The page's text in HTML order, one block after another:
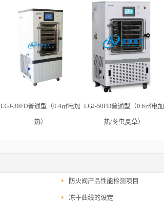
LGJ-30FD普通型（0.4㎡电加
热）
LGJ-50FD普通型（0.6㎡电加
热/冬虫夏草）
防火阀产品性能检测项目
冻干曲线的设定